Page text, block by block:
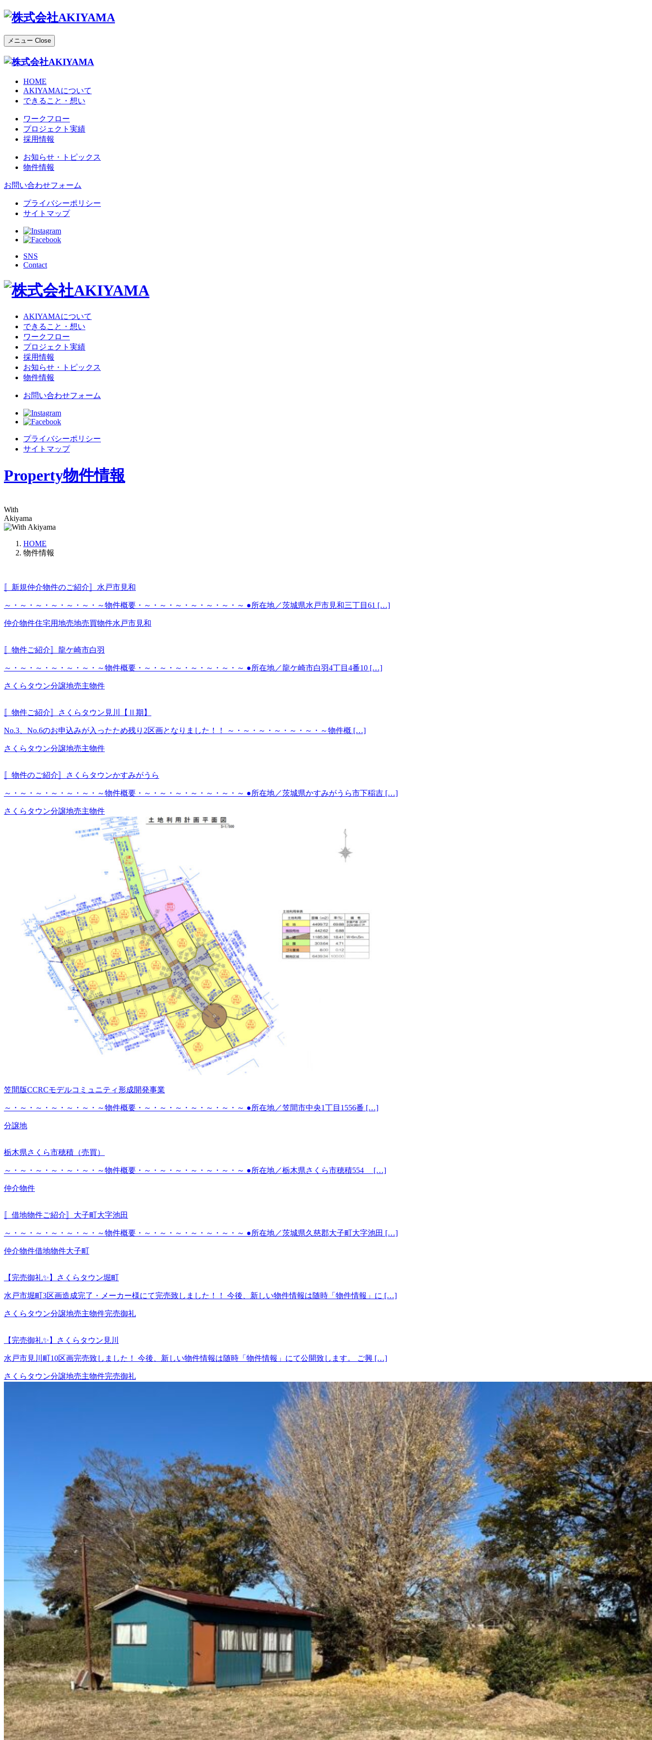
メニュー Close
HOME
AKIYAMAについて
できること・想い
ワークフロー
プロジェクト実績
採用情報
お知らせ・トピックス
物件情報
お問い合わせフォーム
プライバシーポリシー
サイトマップ
SNS
Contact
AKIYAMAについて
できること・想い
ワークフロー
プロジェクト実績
採用情報
お知らせ・トピックス
物件情報
お問い合わせフォーム
プライバシーポリシー
サイトマップ
Property物件情報
With
Akiyama
HOME
物件情報
〚新規仲介物件のご紹介〛水戸市見和
～・～・～・～・～・～・～物件概要・～・～・～・～・～・～・～ ●所在地／茨城県水戸市見和三丁目61 […]
仲介物件住宅用地売地売買物件水戸市見和
〚物件ご紹介〛龍ケ崎市白羽
～・～・～・～・～・～・～物件概要・～・～・～・～・～・～・～ ●所在地／龍ケ崎市白羽4丁目4番10 […]
さくらタウン分譲地売主物件
〚物件ご紹介〛さくらタウン見川【Ⅱ期】
No.3、No.6のお申込みが入ったため残り2区画となりました！！ ～・～・～・～・～・～・～物件概 […]
さくらタウン分譲地売主物件
〚物件のご紹介〛さくらタウンかすみがうら
～・～・～・～・～・～・～物件概要・～・～・～・～・～・～・～ ●所在地／茨城県かすみがうら市下稲吉 […]
さくらタウン分譲地売主物件
笠間版CCRCモデルコミュニティ形成開発事業
～・～・～・～・～・～・～物件概要・～・～・～・～・～・～・～ ●所在地／笠間市中央1丁目1556番 […]
分譲地
栃木県さくら市穂積（売買）
～・～・～・～・～・～・～物件概要・～・～・～・～・～・～・～ ●所在地／栃木県さくら市穂積554 […]
仲介物件
〚借地物件ご紹介〛大子町大字池田
～・～・～・～・～・～・～物件概要・～・～・～・～・～・～・～ ●所在地／茨城県久慈郡大子町大字池田 […]
仲介物件借地物件大子町
【完売御礼✨】さくらタウン堀町
水戸市堀町3区画造成完了・メーカー様にて完売致しました！！ 今後、新しい物件情報は随時「物件情報」に […]
さくらタウン分譲地売主物件完売御礼
【完売御礼✨】さくらタウン見川
水戸市見川町10区画完売致しました！ 今後、新しい物件情報は随時「物件情報」にて公開致します。 ご興 […]
さくらタウン分譲地売主物件完売御礼